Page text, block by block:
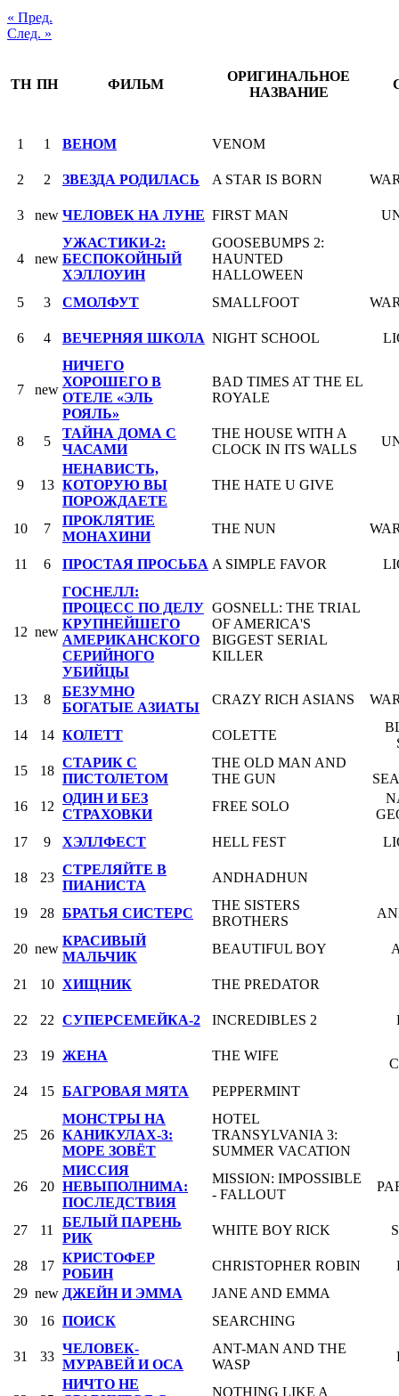
« Пред.
След. »
ТН ПН ФИЛЬМ
ОРИГИНАЛЬНОЕ
НАЗВАНИЕ
1 1 ВЕНОМ VENOM
2 2 ЗВЕЗДА РОДИЛАСЬ A STAR IS BORN
3 new ЧЕЛОВЕК НА ЛУНЕ FIRST MAN
4 new
УЖАСТИКИ-2:
БЕСПОКОЙНЫЙ
ХЭЛЛОУИН
GOOSEBUMPS 2:
HAUNTED
HALLOWEEN
5
3 СМОЛФУТ SMALLFOOT
6 4 ВЕЧЕРНЯЯ ШКОЛА NIGHT SCHOOL
7 new
НИЧЕГО
ХОРОШЕГО В
ОТЕЛЕ «ЭЛЬ
РОЯЛЬ»
BAD TIMES AT THE EL
ROYALE
8 5
ТАЙНА ДОМА С
ЧАСАМИ
THE HOUSE WITH A
CLOCK IN ITS WALLS
9 13
НЕНАВИСТЬ,
КОТОРУЮ ВЫ
ПОРОЖДАЕТЕ
THE HATE U GIVE
10 7
ПРОКЛЯТИЕ
МОНАХИНИ
THE NUN
11 6 ПРОСТАЯ ПРОСЬБА A SIMPLE FAVOR
12 new
ГОСНЕЛЛ:
ПРОЦЕСС ПО ДЕЛУ
КРУПНЕЙШЕГО
АМЕРИКАНСКОГО
СЕРИЙНОГО
УБИЙЦЫ
GOSNELL: THE TRIAL
OF AMERICA'S
BIGGEST SERIAL
KILLER
13 8
БЕЗУМНО
БОГАТЫЕ АЗИАТЫ
CRAZY RICH ASIANS
14 14 КОЛЕТТ COLETTE
15
18
СТАРИК С
ПИСТОЛЕТОМ
THE OLD MAN AND
THE GUN
16
12
ОДИН И БЕЗ
СТРАХОВКИ
FREE SOLO
17
9 ХЭЛЛФЕСТ HELL FEST
18 23
СТРЕЛЯЙТЕ В
ПИАНИСТА
ANDHADHUN
19 28 БРАТЬЯ СИСТЕРС
THE SISTERS
BROTHERS
20 new
КРАСИВЫЙ
МАЛЬЧИК
BEAUTIFUL BOY
21 10 ХИЩНИК THE PREDATOR
22 22 СУПЕРСЕМЕЙКА-2 INCREDIBLES 2
23 19 ЖЕНА THE WIFE
24
15 БАГРОВАЯ МЯТА PEPPERMINT
25 26
МОНСТРЫ НА
КАНИКУЛАХ-3:
МОРЕ ЗОВЁТ
HOTEL
TRANSYLVANIA 3:
SUMMER VACATION
26 20
МИССИЯ
НЕВЫПОЛНИМА:
ПОСЛЕДСТВИЯ
MISSION: IMPOSSIBLE
- FALLOUT
27 11
БЕЛЫЙ ПАРЕНЬ
РИК
WHITE BOY RICK
28 17
КРИСТОФЕР
РОБИН
CHRISTOPHER ROBIN
29 new ДЖЕЙН И ЭММА
JANE AND EMMA
30
16 ПОИСК SEARCHING
31 33
ЧЕЛОВЕК-
МУРАВЕЙ И ОСА
ANT-MAN AND THE
WASP
НИЧТО НЕ
NOTHING LIKE A